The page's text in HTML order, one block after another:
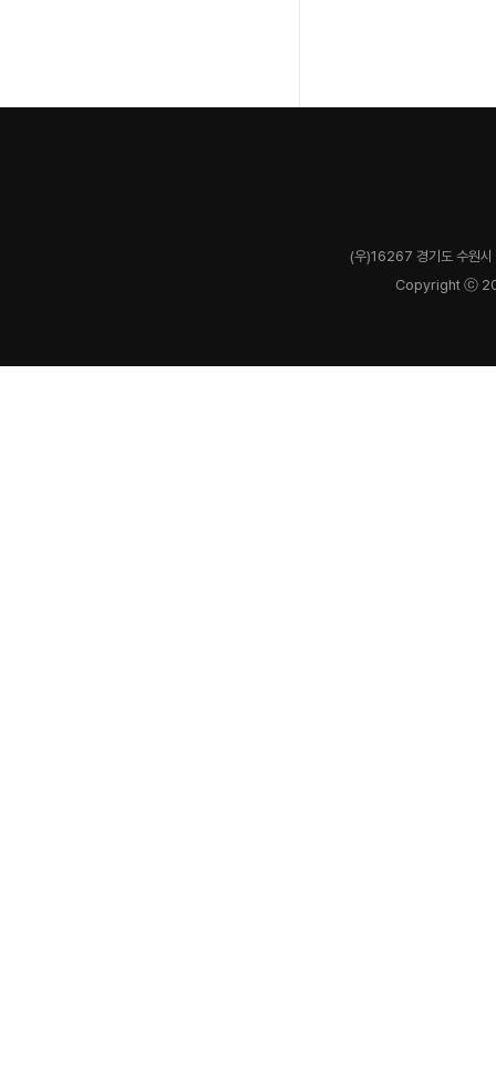
(우)16267 경기도 수원
Copyright ⓒ